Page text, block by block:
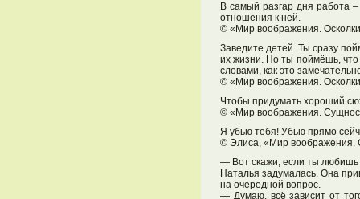
В самый разгар дня работа
отношения к ней.
© «Мир воображения.
Заведите детей. Ты сразу
их жизни. Но ты поймёшь, что
словами, как это
© «Мир воображения.
Чтобы придумать хороший
© «Мир воображения.
Я убью тебя! Убью прямо
© Элиса, «Мир воображения.
— Вот скажи, если ты любишь
Наталья задумалась. Она
на очередной вопрос.
— Думаю, всё зависит от